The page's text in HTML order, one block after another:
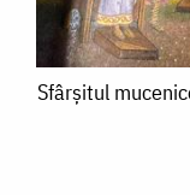
Sfârșitul
Sfârșitul